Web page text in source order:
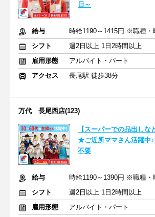
日～
給与
時給1190～1415円 ※職種・
シフト
週2日以上 1日2時間以上
雇用形態
アルバイト・パート
アクセス
長尾駅 徒歩38分
万代 長尾西店(123)
【スーパーでの品出しな
★ご近所ママさん活躍中
不要
給与
時給1190～1390円 ※職種・
シフト
週2日以上 1日2時間以上
雇用形態
アルバイト・パート